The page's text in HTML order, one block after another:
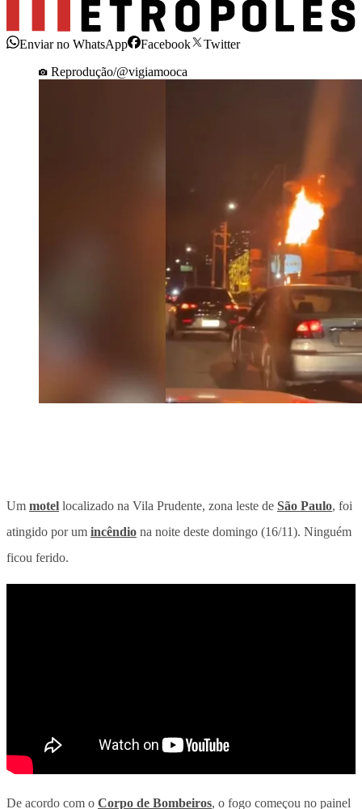
Enviar no WhatsApp Facebook
Twitter
Reprodução/@vigiamooca
Um motel localizado na Vila Prudente, zona leste de São Paulo, foi
atingido por um incêndio na noite deste domingo (16/11). Ninguém
ficou ferido.
De acordo com o Corpo de Bombeiros, o fogo começou no painel